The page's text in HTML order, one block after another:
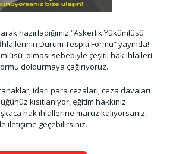
hazırladığımız “Askerlik Yükümlüsü
Durum Tespiti Formu” yayında!
olması sebebiyle çeşitli hak ihlalleri
doldurmaya çağırıyoruz.
idari para cezaları, ceza davaları
kısıtlanıyor, eğitim hakkınız
hak ihlallerine maruz kalıyorsanız,
iletişime geçebilirsiniz.